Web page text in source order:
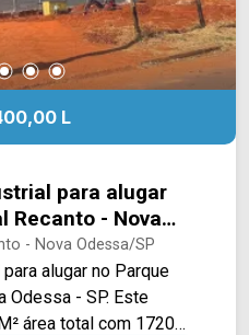
L
para alugar
Recanto - Nova
- Nova Odessa/SP
alugar no Parque
- SP. Este
área total com 1720